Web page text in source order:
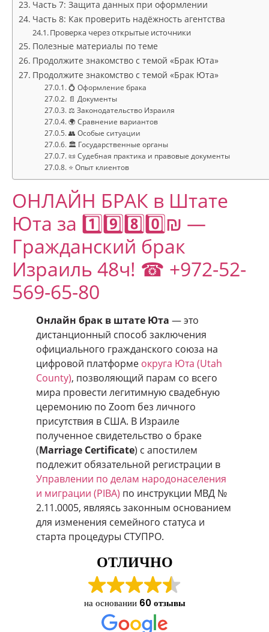
Часть 7: Защита данных при оформлении
Часть 8: Как проверить надёжность агентства
Проверка через открытые источники
Полезные материалы по теме
Продолжите знакомство с темой «Брак Юта»
Продолжите знакомство с темой «Брак Юта»
💍 Оформление брака
📄 Документы
⚖️ Законодательство Израиля
🌍 Сравнение вариантов
👥 Особые ситуации
🏛️ Государственные органы
📜 Судебная практика и правовые документы
⭐ Опыт клиентов
ОНЛАЙН БРАК в Штате
Юта за 1️⃣9️⃣8️⃣0️⃣₪ —
Гражданский брак
Израиль 48ч! ☎ +972-52-
569-65-80
Онлайн брак в штате Юта — это
дистанционный способ заключения
официального гражданского союза на
цифровой платформе округа Юта (Utah
County), позволяющий парам со всего
мира провести легитимную свадебную
церемонию по Zoom без личного
присутствия в США. В Израиле
полученное свидетельство о браке
(Marriage Certificate) с апостилем
подлежит обязательной регистрации в
Управлении по делам народонаселения
и миграции (PIBA) по инструкции МВД №
2.11.0005, являясь законным основанием
для изменения семейного статуса и
старта процедуры СТУПРО.
ОТЛИЧНО
на основании 60 отзывы